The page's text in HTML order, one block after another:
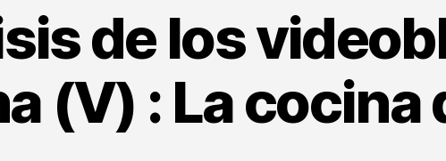
de los
(V) : La cocina